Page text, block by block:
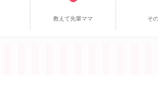
教えて先輩ママ そ